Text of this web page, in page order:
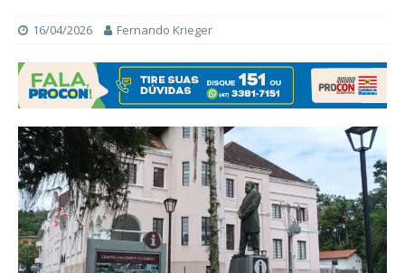
16/04/2026 Fernando Krieger